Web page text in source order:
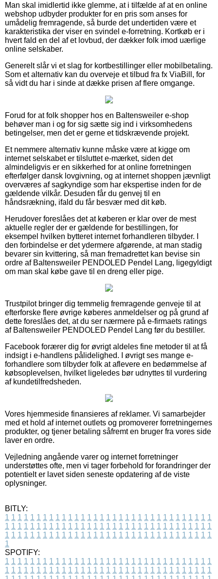
Man skal imidlertid ikke glemme, at i tilfælde af at en online
webshop udbyder produkter for en pris som anses for
umådelig fremragende, så burde det undertiden være et
karakteristika der viser en svindel e-forretning. Kortkøb er i
hvert fald en del af et lovbud, der dækker folk imod uærlige
online selskaber.
Generelt slår vi et slag for kortbestillinger eller mobilbetaling.
Som et alternativ kan du overveje et tilbud fra fx ViaBill, for
så vidt du har i sinde at dække prisen af flere omgange.
Forud for at folk shopper hos en Baltensweiler e-shop
behøver man i og for sig sætte sig ind i virksomhedens
betingelser, men det er gerne et tidskrævende projekt.
Et nemmere alternativ kunne måske være at kigge om
internet selskabet er tilsluttet e-mærket, siden det
almindeligvis er en sikkerhed for at online forretningen
efterfølger dansk lovgivning, og at internet shoppen jævnligt
overværes af sagkyndige som har ekspertise inden for de
gældende vilkår. Desuden får du genvej til en
håndsrækning, ifald du får besvær med dit køb.
Herudover foreslåes det at køberen er klar over de mest
aktuelle regler der er gældende for bestillingen, for
eksempel hvilken bytteret internet forhandleren tilbyder. I
den forbindelse er det ydermere afgørende, at man stadig
bevarer sin kvittering, så man fremadrettet kan bevise sin
ordre af Baltensweiler PENDOLED Pendel Lang, ligegyldigt
om man skal købe gave til en dreng eller pige.
Trustpilot bringer dig temmelig fremragende genveje til at
efterforske flere øvrige køberes anmeldelser og på grund af
dette foreslåes det, at du ser nærmere på e-firmaets ratings
af Baltensweiler PENDOLED Pendel Lang før du bestiller.
Facebook forærer dig for øvrigt aldeles fine metoder til at få
indsigt i e-handlens pålidelighed. I øvrigt ses mange e-
forhandlere som tilbyder folk at aflevere en bedømmelse af
købsoplevelsen, hvilket ligeledes bør udnyttes til vurdering
af kundetilfredsheden.
Vores hjemmeside finansieres af reklamer. Vi samarbejder
med et hold af internet outlets og promoverer forretningernes
produkter, og tjener betaling såfremt en bruger fra vores side
laver en ordre.
Vejledning angående varer og internet forretninger
understøttes ofte, men vi tager forbehold for forandringer der
potentielt er lavet siden seneste opdatering af de viste
oplysninger.
BITLY:
1 1 1 1 1 1 1 1 1 1 1 1 1 1 1 1 1 1 1 1 1 1 1 1 1 1 1 1 1 1 1 1 1
1 1 1 1 1 1 1 1 1 1 1 1 1 1 1 1 1 1 1 1 1 1 1 1 1 1 1 1 1 1 1 1 1
1 1 1 1 1 1 1 1 1 1 1 1 1 1 1 1 1 1 1 1 1 1 1 1 1 1 1 1 1 1 1 1 1
1
SPOTIFY:
1 1 1 1 1 1 1 1 1 1 1 1 1 1 1 1 1 1 1 1 1 1 1 1 1 1 1 1 1 1 1 1 1
1 1 1 1 1 1 1 1 1 1 1 1 1 1 1 1 1 1 1 1 1 1 1 1 1 1 1 1 1 1 1 1 1